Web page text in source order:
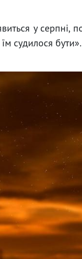
у серпні,
судилося бути».